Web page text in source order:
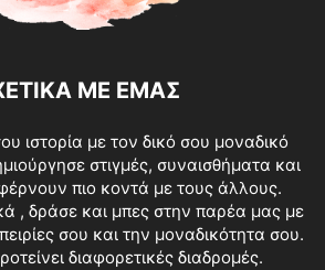
ΜΕ ΕΜΑΣ
ιστορία με τον δικό σου μοναδικό
στιγμές, συναισθήματα και
πιο κοντά με τους άλλους.
, δράσε και μπες στην παρέα μας με
σου και την μοναδικότητα σου.
διαφορετικές διαδρομές.